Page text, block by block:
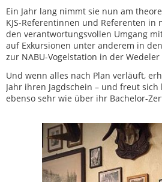
Ein Jahr lang nimmt sie nun am
KJS-Referentinnen und Referenten in
den verantwortungsvollen Umgang
auf Exkursionen unter anderem in
zur NABU-Vogelstation in der Wedeler
Und wenn alles nach Plan verläuft,
Jahr ihren Jagdschein – und freut
ebenso sehr wie über ihr Bachelor-